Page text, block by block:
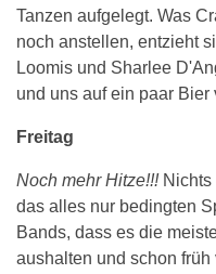
Tanzen aufgelegt. Was
noch anstellen, entzieht
Loomis und Sharlee
und uns auf ein paar Bier
Freitag
Noch mehr Hitze!!!Nichts
das alles nur bedingten
Bands, dass es die
aushalten und schon